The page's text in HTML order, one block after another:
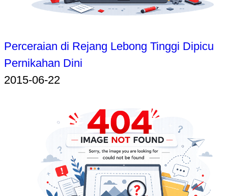
Perceraian di Rejang Lebong Tinggi Dipicu
Pernikahan Dini
2015-06-22